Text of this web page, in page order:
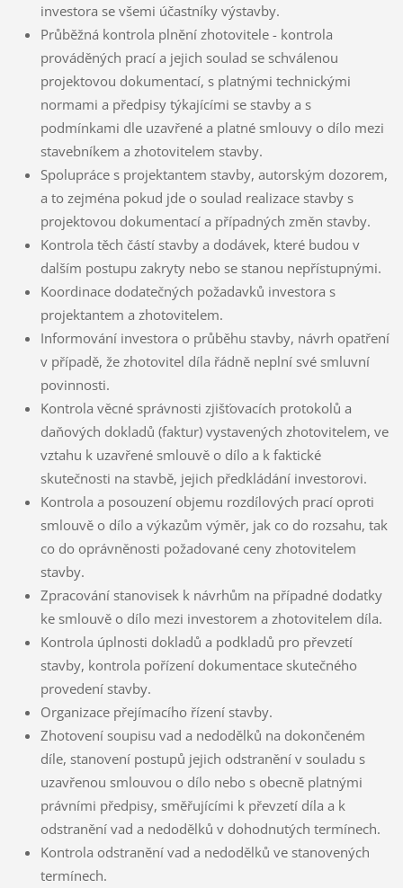
investora se všemi účastníky výstavby.
Průběžná kontrola plnění zhotovitele - kontrola
prováděných prací a jejich soulad se schválenou
projektovou dokumentací, s platnými technickými
normami a předpisy týkajícími se stavby a s
podmínkami dle uzavřené a platné smlouvy o dílo mezi
stavebníkem a zhotovitelem stavby.
Spolupráce s projektantem stavby, autorským dozorem,
a to zejména pokud jde o soulad realizace stavby s
projektovou dokumentací a případných změn stavby.
Kontrola těch částí stavby a dodávek, které budou v
dalším postupu zakryty nebo se stanou nepřístupnými.
Koordinace dodatečných požadavků investora s
projektantem a zhotovitelem.
Informování investora o průběhu stavby, návrh opatření
v případě, že zhotovitel díla řádně neplní své smluvní
povinnosti.
Kontrola věcné správnosti zjišťovacích protokolů a
daňových dokladů (faktur) vystavených zhotovitelem, ve
vztahu k uzavřené smlouvě o dílo a k faktické
skutečnosti na stavbě, jejich předkládání investorovi.
Kontrola a posouzení objemu rozdílových prací oproti
smlouvě o dílo a výkazům výměr, jak co do rozsahu, tak
co do oprávněnosti požadované ceny zhotovitelem
stavby.
Zpracování stanovisek k návrhům na případné dodatky
ke smlouvě o dílo mezi investorem a zhotovitelem díla.
Kontrola úplnosti dokladů a podkladů pro převzetí
stavby, kontrola pořízení dokumentace skutečného
provedení stavby.
Organizace přejímacího řízení stavby.
Zhotovení soupisu vad a nedodělků na dokončeném
díle, stanovení postupů jejich odstranění v souladu s
uzavřenou smlouvou o dílo nebo s obecně platnými
právními předpisy, směřujícími k převzetí díla a k
odstranění vad a nedodělků v dohodnutých termínech.
Kontrola odstranění vad a nedodělků ve stanovených
termínech.